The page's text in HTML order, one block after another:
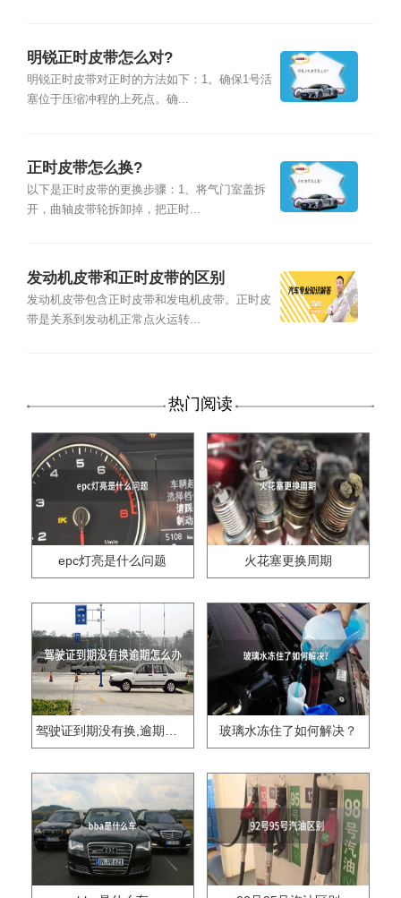
明锐正时皮带怎么对?
明锐正时皮带对正时的方法如下：1。确保1号活
塞位于压缩冲程的上死点。确...
正时皮带怎么换?
以下是正时皮带的更换步骤：1、将气门室盖拆
开，曲轴皮带轮拆卸掉，把正时...
发动机皮带和正时皮带的区别
发动机皮带包含正时皮带和发电机皮带。正时皮
带是关系到发动机正常点火运转...
热门阅读
epc灯亮是什么问题 火花塞更换周期
驾驶证到期没有换,逾期怎么办?? 玻璃水冻住了如何解决？